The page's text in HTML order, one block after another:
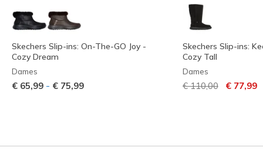
Skechers Slip-ins: On-The-GO Joy -
Cozy Dream
Dames
€ 65,99 - € 75,99
Skechers Slip-ins:
Cozy Tall
Dames
Prijs verlaagd van
€ 110,00naar
€ 77,99